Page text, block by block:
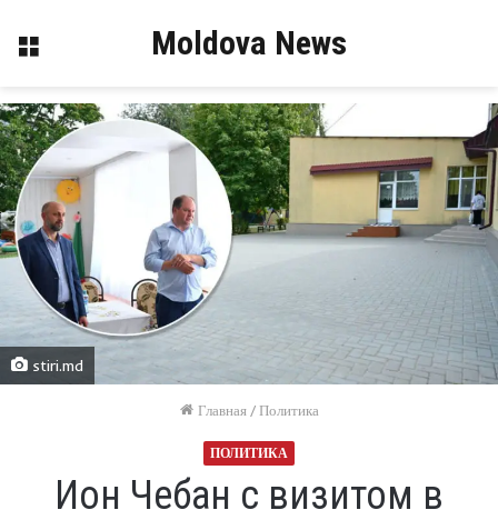
Меню Moldova News
stiri.md
Главная / Политика
ПОЛИТИКА
Ион Чебан c визитом в